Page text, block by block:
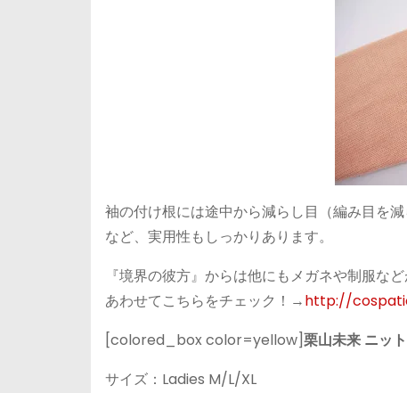
袖の付け根には途中から減らし目（編み目を
など、実用性もしっかりあります。
『境界の彼方』からは他にもメガネや制服な
あわせてこちらをチェック！→http://
[colored_box color=yellow]栗山未来 ニッ
サイズ：Ladies M/L/XL